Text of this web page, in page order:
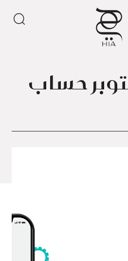
حساب